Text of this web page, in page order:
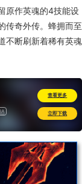
原作英魂的4技能设
传奇外传。蜂拥而至
不断刷新着稀有英魂
查看更多
立即下载